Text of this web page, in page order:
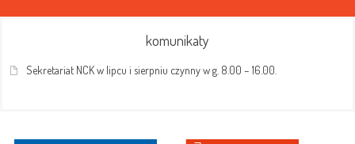
komunikaty
Sekretariat NCK w lipcu i sierpniu czynny w g. 8.00 – 16.00.